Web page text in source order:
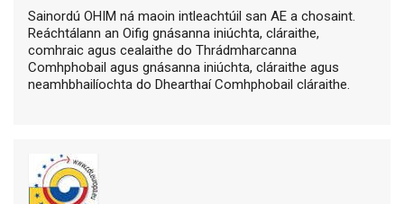
Sainordú OHIM ná maoin intleachtúil san AE a chosaint.
Reáchtálann an Oifig gnásanna iniúchta, cláraithe,
comhraic agus cealaithe do Thrádmharcanna
Comhphobail agus gnásanna iniúchta, cláraithe agus
neamhbhailíochta do Dhearthaí Comhphobail cláraithe.